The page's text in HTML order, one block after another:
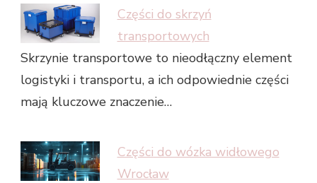
Części do skrzyń
transportowych
Skrzynie transportowe to nieodłączny element
logistyki i transportu, a ich odpowiednie części
mają kluczowe znaczenie…
Części do wózka widłowego
Wrocław